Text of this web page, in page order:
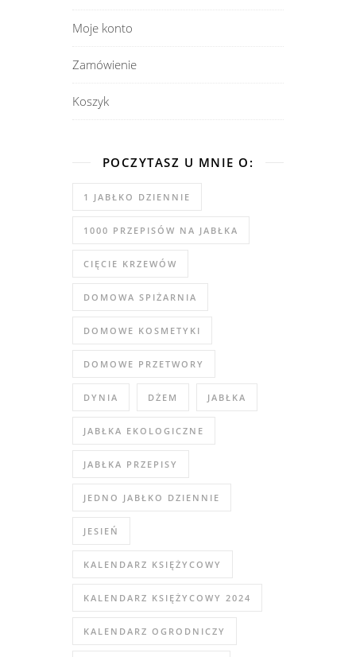
Moje konto
Zamówienie
Koszyk
POCZYTASZ U MNIE O:
1 JABŁKO DZIENNIE
1000 PRZEPISÓW NA JABŁKA
CIĘCIE KRZEWÓW
DOMOWA SPIŻARNIA
DOMOWE KOSMETYKI
DOMOWE PRZETWORY
DYNIA DŻEM JABŁKA
JABŁKA EKOLOGICZNE
JABŁKA PRZEPISY
JEDNO JABŁKO DZIENNIE
JESIEŃ
KALENDARZ KSIĘŻYCOWY
KALENDARZ KSIĘŻYCOWY 2024
KALENDARZ OGRODNICZY